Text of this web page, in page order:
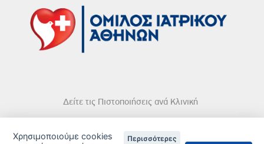
Δείτε τις Πιστοποιήσεις ανά Κλινική
Χρησιμοποιούμε cookies
Περισσότερες